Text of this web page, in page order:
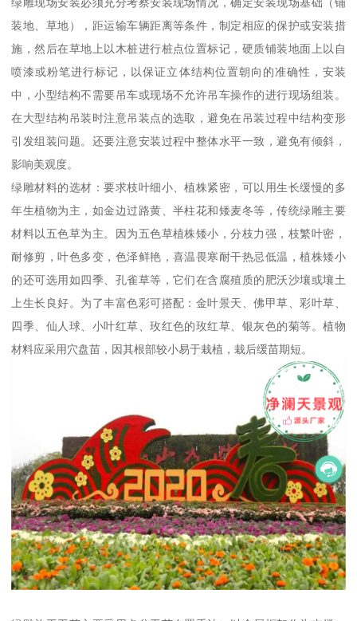
绿雕现场安装必须充分考察安装现场情况，确定安装现场基础（铺
装地、草地），距运输车辆距离等条件，制定相应的保护或安装措
施，然后在草地上以木桩进行桩点位置标记，硬质铺装地面上以自
喷漆或粉笔进行标记，以保证立体结构位置朝向的准确性，安装
中，小型结构不需要吊车或现场不允许吊车操作的进行现场组装。
在大型结构吊装时注意吊装点的选取，避免在吊装过程中结构变形
引发组装问题。还要注意安装过程中整体水平一致，避免有倾斜，
影响美观度。
绿雕材料的选材：要求枝叶细小、植株紧密，可以用生长缓慢的多
年生植物为主，如金边过路黄、半柱花和矮麦冬等，传统绿雕主要
材料以五色草为主。因为五色草植株矮小，分枝力强，枝繁叶密，
耐修剪，叶色多变，色泽鲜艳，喜温畏寒耐干热忌低温，植株矮小
的还可选用如四季、孔雀草等，它们在含腐殖质的肥沃沙壤或壤土
上生长良好。为了丰富色彩可搭配：金叶景天、佛甲草、彩叶草、
四季、仙人球、小叶红草、玫红色的玫红草、银灰色的菊等。植物
材料应采用穴盘苗，因其根部较小易于栽植，栽后缓苗期短。